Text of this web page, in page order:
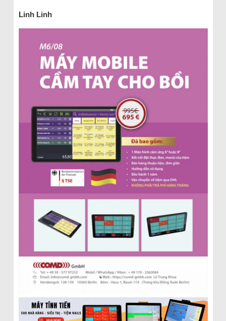
Linh Linh